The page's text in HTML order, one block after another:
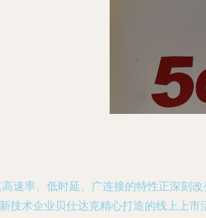
速率、低时延、广连接的特性正深刻
技术企业贝仕达克精心打造的线上上